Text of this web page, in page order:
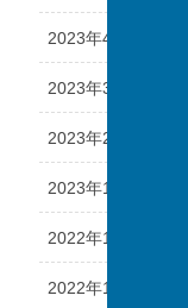
2023年4月
2023年3月
2023年2月
2023年1月
2022年12月
2022年11月